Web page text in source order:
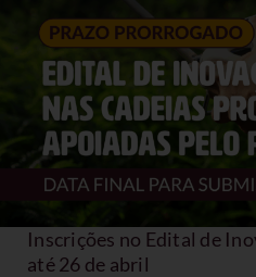
Inscrições no Edital de
até 26 de abril